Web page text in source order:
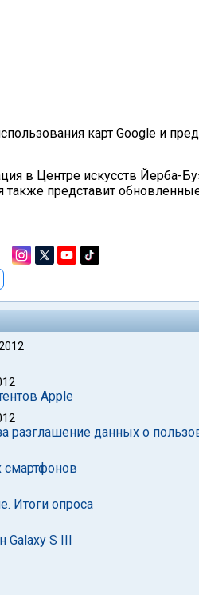
карт Google и
в Центре искусств Йерба-
также представит
Apple
разглашение данных о
смартфонов
Итоги опроса
Galaxy S III